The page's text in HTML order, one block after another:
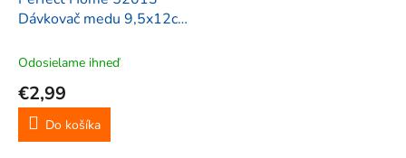
Dávkovač medu 9,5x12cm,
Odosielame ihneď
€2,99
Do košíka